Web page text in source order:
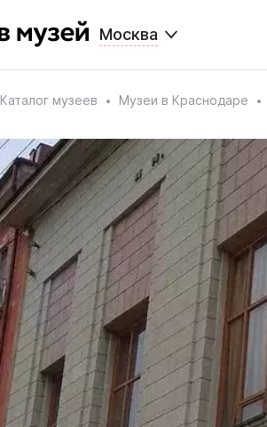
Москва
Каталог музеев Музеи в Краснодаре